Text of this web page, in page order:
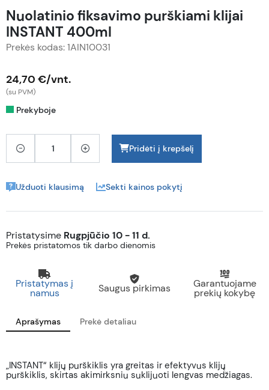
Nuolatinio fiksavimo purškiami klijai
INSTANT 400ml
Prekės kodas: 1AIN10031
24,70 €/vnt.
(su PVM)
Prekyboje
Pridėti į krepšelį
Užduoti klausimą Sekti kainos pokytį
Pristatysime Rugpjūčio 10 - 11 d.
Prekės pristatomos tik darbo dienomis
Pristatymas į
namus Saugus pirkimas Garantuojame
prekių kokybę
Aprašymas Prekė detaliau
„INSTANT“ klijų purškiklis yra greitas ir efektyvus klijų
purškiklis, skirtas akimirksniu suklijuoti lengvas medžiagas.